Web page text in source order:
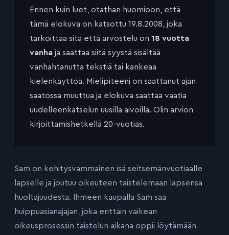
Ennen kuin luet, otathan huomioon, että
tämä elokuva on katsottu 19.8.2008, joka
tarkoittaa sitä että arvostelu on 18 vuotta
vanha ja saattaa siitä syystä sisältää
vanhahtanutta tekstiä tai kankeaa
kielenkäyttöä. Mielipiteeni on saattanut ajan
saatossa muuttua ja elokuva saattaa vaatia
uudelleenkatselun uusilla aivoilla. Olin arvion
kirjoittamishetkellä 20-vuotias.
Sam on kehitysvammainen isä seitsemänvuotiaalle
lapselle ja joutuu oikeuteen taistelemaan lapsensa
huoltajuudesta. Ihmeen kaupalla Sam saa
huippuasianajajan, joka erittäin vaikean
oikeusprosessin taistelun aikana oppii löytämään